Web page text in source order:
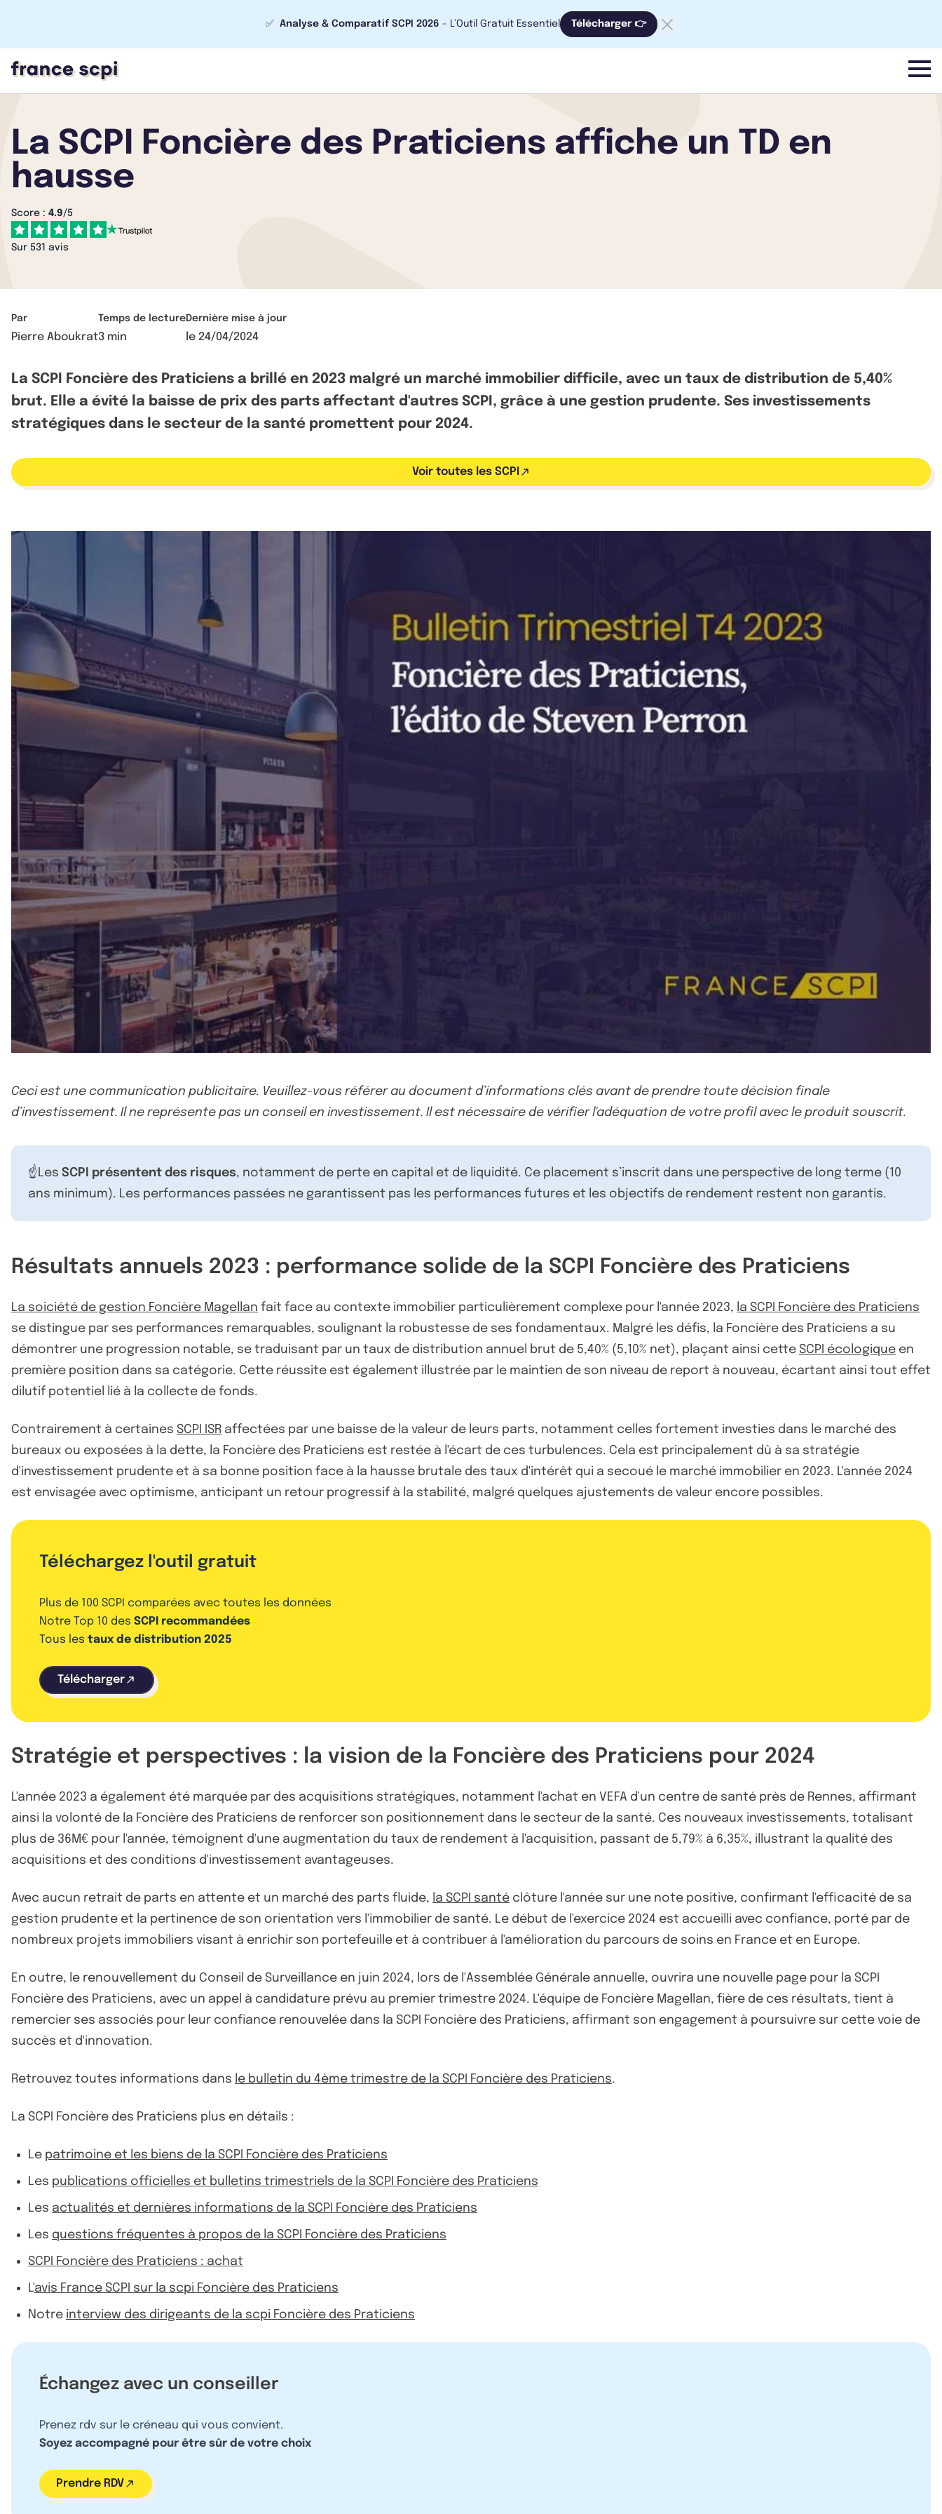
✅ Analyse & Comparatif SCPI 2026 - L’Outil Gratuit Essentiel Télécharger 👉
menu
La SCPI Foncière des Praticiens affiche un TD en
hausse
Score : 4.9/5
Sur 531 avis
Par
Pierre Aboukrat
Temps de lecture
3 min
Dernière mise à jour
le 24/04/2024
La SCPI Foncière des Praticiens a brillé en 2023 malgré un marché immobilier difficile, avec un taux de distribution de 5,40%
brut. Elle a évité la baisse de prix des parts affectant d'autres SCPI, grâce à une gestion prudente. Ses investissements
stratégiques dans le secteur de la santé promettent pour 2024.
Voir toutes les SCPI
Ceci est une communication publicitaire. Veuillez-vous référer au document d’informations clés avant de prendre toute décision finale
d’investissement. Il ne représente pas un conseil en investissement. Il est nécessaire de vérifier l'adéquation de votre profil avec le produit souscrit.
☝️Les SCPI présentent des risques, notamment de perte en capital et de liquidité. Ce placement s’inscrit dans une perspective de long terme (10
ans minimum). Les performances passées ne garantissent pas les performances futures et les objectifs de rendement restent non garantis.
Résultats annuels 2023 : performance solide de la SCPI Foncière des Praticiens
La soiciété de gestion Foncière Magellan fait face au contexte immobilier particulièrement complexe pour l'année 2023, la SCPI Foncière des Praticiens
se distingue par ses performances remarquables, soulignant la robustesse de ses fondamentaux. Malgré les défis, la Foncière des Praticiens a su
démontrer une progression notable, se traduisant par un taux de distribution annuel brut de 5,40% (5,10% net), plaçant ainsi cette SCPI écologique en
première position dans sa catégorie. Cette réussite est également illustrée par le maintien de son niveau de report à nouveau, écartant ainsi tout effet
dilutif potentiel lié à la collecte de fonds.
Contrairement à certaines SCPI ISR affectées par une baisse de la valeur de leurs parts, notamment celles fortement investies dans le marché des
bureaux ou exposées à la dette, la Foncière des Praticiens est restée à l'écart de ces turbulences. Cela est principalement dû à sa stratégie
d'investissement prudente et à sa bonne position face à la hausse brutale des taux d'intérêt qui a secoué le marché immobilier en 2023. L'année 2024
est envisagée avec optimisme, anticipant un retour progressif à la stabilité, malgré quelques ajustements de valeur encore possibles.
Téléchargez l'outil gratuit
Plus de 100 SCPI comparées avec toutes les données
Notre Top 10 des SCPI recommandées
Tous les taux de distribution 2025
Télécharger
Stratégie et perspectives : la vision de la Foncière des Praticiens pour 2024
L'année 2023 a également été marquée par des acquisitions stratégiques, notamment l'achat en VEFA d'un centre de santé près de Rennes, affirmant
ainsi la volonté de la Foncière des Praticiens de renforcer son positionnement dans le secteur de la santé. Ces nouveaux investissements, totalisant
plus de 36M€ pour l'année, témoignent d'une augmentation du taux de rendement à l'acquisition, passant de 5,79% à 6,35%, illustrant la qualité des
acquisitions et des conditions d'investissement avantageuses.
Avec aucun retrait de parts en attente et un marché des parts fluide, la SCPI santé clôture l'année sur une note positive, confirmant l'efficacité de sa
gestion prudente et la pertinence de son orientation vers l'immobilier de santé. Le début de l'exercice 2024 est accueilli avec confiance, porté par de
nombreux projets immobiliers visant à enrichir son portefeuille et à contribuer à l'amélioration du parcours de soins en France et en Europe.
En outre, le renouvellement du Conseil de Surveillance en juin 2024, lors de l'Assemblée Générale annuelle, ouvrira une nouvelle page pour la SCPI
Foncière des Praticiens, avec un appel à candidature prévu au premier trimestre 2024. L'équipe de Foncière Magellan, fière de ces résultats, tient à
remercier ses associés pour leur confiance renouvelée dans la SCPI Foncière des Praticiens, affirmant son engagement à poursuivre sur cette voie de
succès et d'innovation.
Retrouvez toutes informations dans le bulletin du 4ème trimestre de la SCPI Foncière des Praticiens.
La SCPI Foncière des Praticiens plus en détails :
Le patrimoine et les biens de la SCPI Foncière des Praticiens
Les publications officielles et bulletins trimestriels de la SCPI Foncière des Praticiens
Les actualités et dernières informations de la SCPI Foncière des Praticiens
Les questions fréquentes à propos de la SCPI Foncière des Praticiens
SCPI Foncière des Praticiens : achat
L'avis France SCPI sur la scpi Foncière des Praticiens
Notre interview des dirigeants de la scpi Foncière des Praticiens
Échangez avec un conseiller
Prenez rdv sur le créneau qui vous convient.
Soyez accompagné pour être sûr de votre choix
Prendre RDV